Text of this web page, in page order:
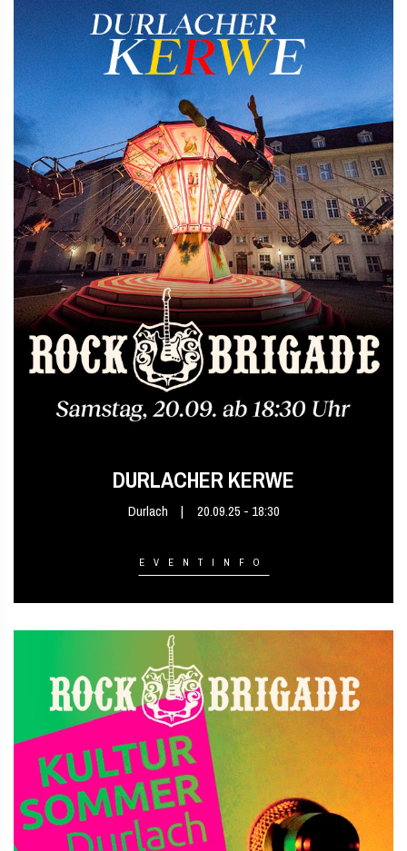
DURLACHER KERWE
Durlach 20.09.25 - 18:30
EVENTINFO